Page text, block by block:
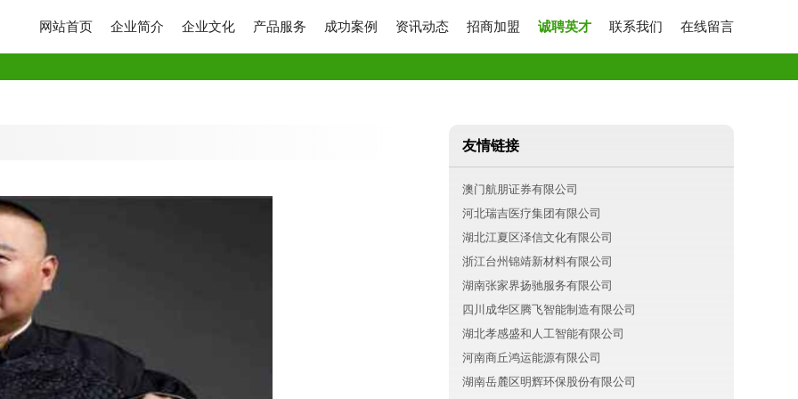
网站首页 企业简介 企业文化 产品服务 成功案例 资讯动态 招商加盟 诚聘英才 联系我们 在线留言
友情链接
澳门航朋证券有限公司
河北瑞吉医疗集团有限公司
湖北江夏区泽信文化有限公司
浙江台州锦靖新材料有限公司
湖南张家界扬驰服务有限公司
四川成华区腾飞智能制造有限公司
湖北孝感盛和人工智能有限公司
河南商丘鸿运能源有限公司
湖南岳麓区明辉环保股份有限公司